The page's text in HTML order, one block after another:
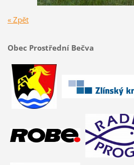
« Zpět
Obec Prostřední Bečva